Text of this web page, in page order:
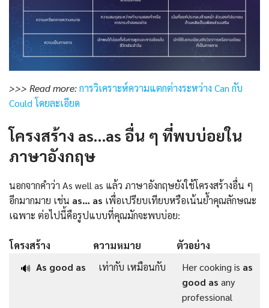
>>> Read more:การวิเคราะห์ความแตกต่างระหว่าง Can กับ
Could โดยละเอียด
โครงสร้าง as…as อื่น ๆ ที่พบบ่อยใน
ภาษาอังกฤษ
นอกจากคำว่า As well as แล้ว ภาษาอังกฤษยังใช้โครงสร้างอื่น ๆ
อีกมากมาย เช่น as… as เพื่อเปรียบเทียบหรือเน้นย้ำคุณลักษณะ
เฉพาะ ต่อไปนี้คือรูปแบบที่คุณมักจะพบบ่อย:
โครงสร้าง ความหมาย
ตัวอย่าง
🔊 As good as เท่ากับ เหมือนกับ Her cooking is as
good as any
professional